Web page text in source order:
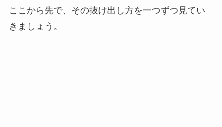
ここから先で、その抜け出し方を一つずつ見てい
きましょう。